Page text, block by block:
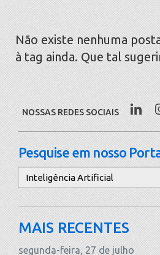
Não existe nenhuma
à tag ainda. Que tal
NOSSAS REDES SOCIAIS
Pesquise em nosso
Pesquisar
MAIS RECENTES
segunda-feira, 27 de julho